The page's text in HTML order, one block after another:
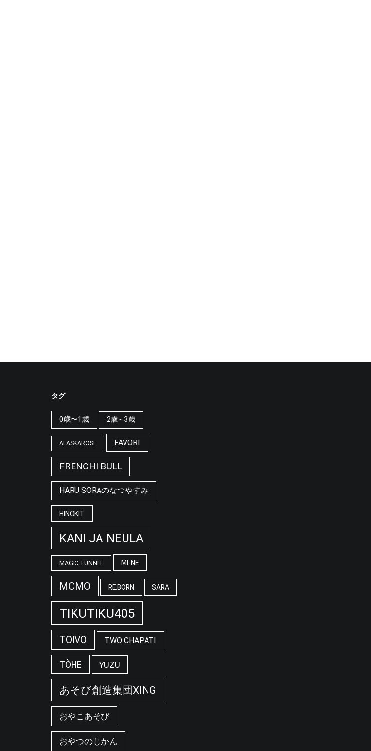
タグ
0歳〜1歳 2歳～3歳
ALASKAROSE FAVORI
FRENCHI BULL
HARU SORAのなつやすみ
HINOKIT
KANI JA NEULA
MAGIC TUNNEL MI-NE
MOMO RE.BORN SARA
TIKUTIKU405
TOIVO TWO CHAPATI
TÒHE YUZU
あそび創造集団XING
おやこあそび
おやつのじかん